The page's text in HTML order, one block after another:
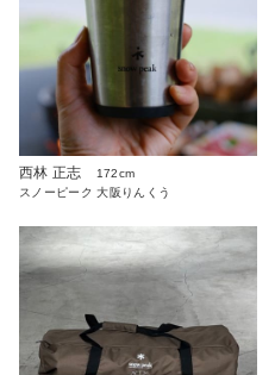
西林 正志
172cm
スノーピーク 大阪りんくう